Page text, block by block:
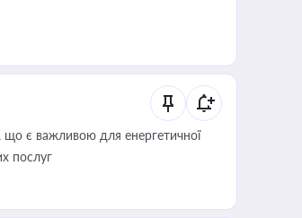
що є важливою для енергетичної
послуг